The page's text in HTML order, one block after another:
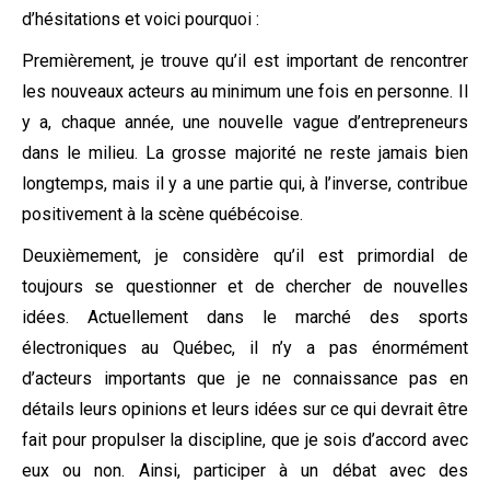
d’hésitations et voici pourquoi :
Premièrement, je trouve qu’il est important de rencontrer
les nouveaux acteurs au minimum une fois en personne. Il
y a, chaque année, une nouvelle vague d’entrepreneurs
dans le milieu. La grosse majorité ne reste jamais bien
longtemps, mais il y a une partie qui, à l’inverse, contribue
positivement à la scène québécoise.
Deuxièmement, je considère qu’il est primordial de
toujours se questionner et de chercher de nouvelles
idées. Actuellement dans le marché des sports
électroniques au Québec, il n’y a pas énormément
d’acteurs importants que je ne connaissance pas en
détails leurs opinions et leurs idées sur ce qui devrait être
fait pour propulser la discipline, que je sois d’accord avec
eux ou non. Ainsi, participer à un débat avec des